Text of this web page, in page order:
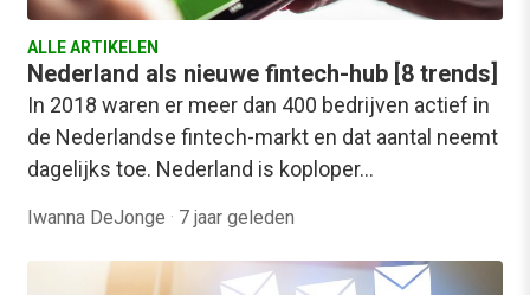
ALLE ARTIKELEN
Nederland als nieuwe fintech-hub [8 trends]
In 2018 waren er meer dan 400 bedrijven actief in
de Nederlandse fintech-markt en dat aantal neemt
dagelijks toe. Nederland is koploper…
Iwanna DeJonge · 7 jaar geleden